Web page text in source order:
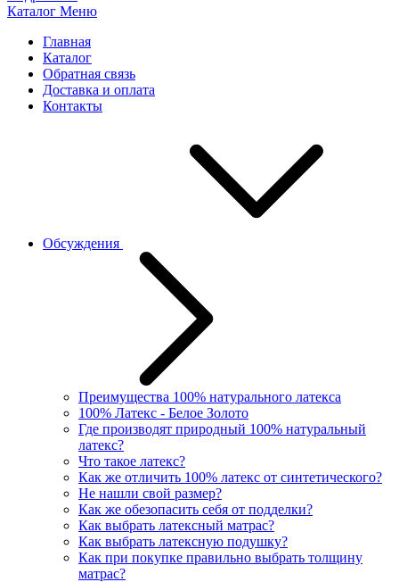
Каталог Меню
Главная
Каталог
Обратная связь
Доставка и оплата
Контакты
Обсуждения
Преимущества 100% натурального латекса
100% Латекс - Белое Золото
Где производят природный 100% натуральный
латекс?
Что такое латекс?
Как же отличить 100% латекс от синтетического?
Не нашли свой размер?
Как же обезопасить себя от подделки?
Как выбрать латексный матрас?
Как выбрать латексную подушку?
Как при покупке правильно выбрать толщину
матрас?